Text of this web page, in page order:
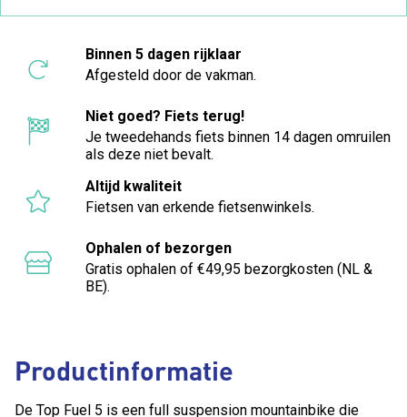
Productinformatie
De Top Fuel 5 is een full suspension mountainbike die
Binnen 5 dagen rijklaar
Afgesteld door de vakman.
Niet goed? Fiets terug!
Je tweedehands fiets binnen 14 dagen omruilen
als deze niet bevalt.
Altijd kwaliteit
Fietsen van erkende fietsenwinkels.
Ophalen of bezorgen
Gratis ophalen of €49,95 bezorgkosten (NL &
BE).